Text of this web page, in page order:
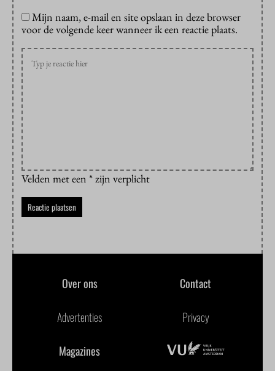
Mijn naam, e-mail en site opslaan in deze browser
voor de volgende keer wanneer ik een reactie plaats.
Velden met een * zijn verplicht
Over ons Contact
Advertenties Privacy
Magazines